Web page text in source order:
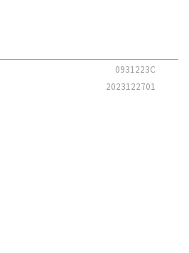
0931223C
2023122701